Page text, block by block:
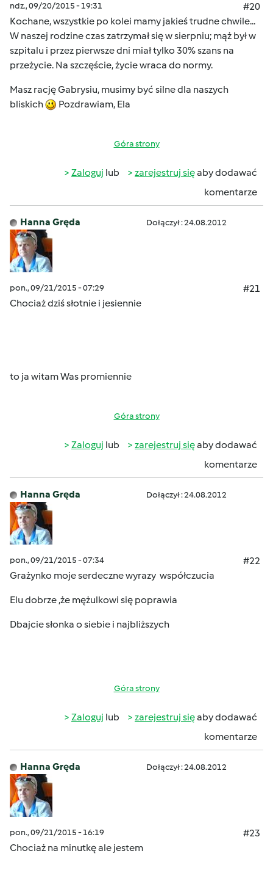
ndz., 09/20/2015 - 19:31
#20
Kochane, wszystkie po kolei mamy jakieś trudne chwile...
W naszej rodzine czas zatrzymał się w sierpniu; mąż był w
szpitalu i przez pierwsze dni miał tylko 30% szans na
przeżycie. Na szczęście, życie wraca do normy.
Masz rację Gabrysiu, musimy być silne dla naszych
bliskich
Pozdrawiam, Ela
Góra strony
Zaloguj lub zarejestruj sięaby dodawać
komentarze
Hanna Gręda Dołączył : 24.08.2012
pon., 09/21/2015 - 07:29
#21
Chociaż dziś słotnie i jesiennie
to ja witam Was promiennie
Góra strony
Zaloguj lub zarejestruj sięaby dodawać
komentarze
Hanna Gręda Dołączył : 24.08.2012
pon., 09/21/2015 - 07:34
#22
Grażynko moje serdeczne wyrazy współczucia
Elu dobrze ,że mężulkowi się poprawia
Dbajcie słonka o siebie i najbliższych
Góra strony
Zaloguj lub zarejestruj sięaby dodawać
komentarze
Hanna Gręda Dołączył : 24.08.2012
pon., 09/21/2015 - 16:19
#23
Chociaż na minutkę ale jestem